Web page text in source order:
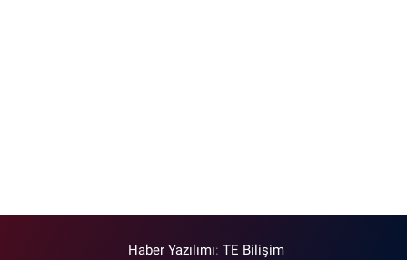
Haber Yazılımı:TE Bilişim